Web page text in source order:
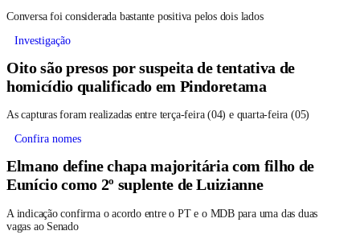
Conversa foi considerada bastante positiva pelos dois lados
Investigação
Oito são presos por suspeita de tentativa de
homicídio qualificado em Pindoretama
As capturas foram realizadas entre terça-feira (04) e quarta-feira (05)
Confira nomes
Elmano define chapa majoritária com filho de
Eunício como 2º suplente de Luizianne
A indicação confirma o acordo entre o PT e o MDB para uma das duas
vagas ao Senado